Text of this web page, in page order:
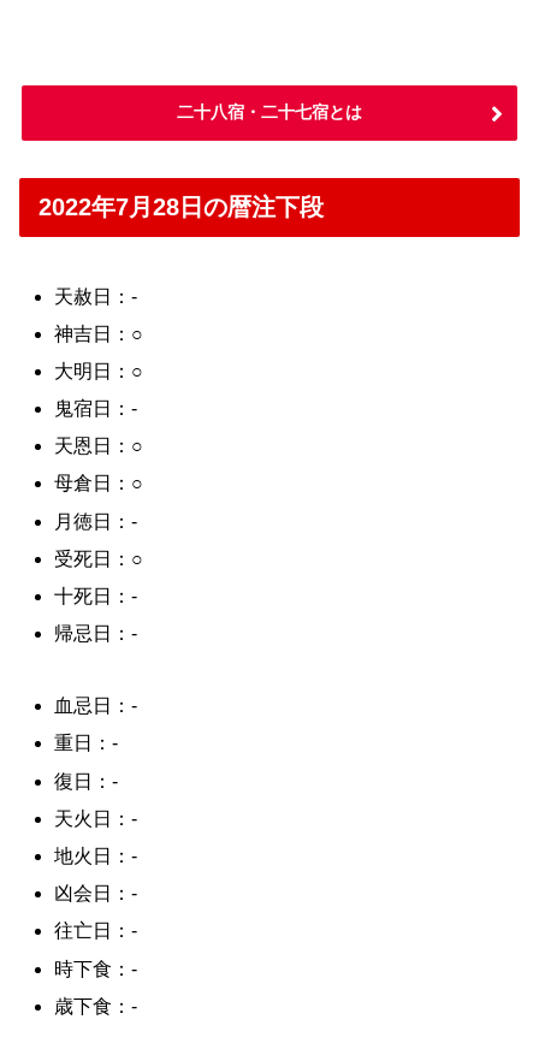
二十八宿・二十七宿とは
2022年7月28日の暦注下段
天赦日：-
神吉日：○
大明日：○
鬼宿日：-
天恩日：○
母倉日：○
月徳日：-
受死日：○
十死日：-
帰忌日：-
血忌日：-
重日：-
復日：-
天火日：-
地火日：-
凶会日：-
往亡日：-
時下食：-
歳下食：-